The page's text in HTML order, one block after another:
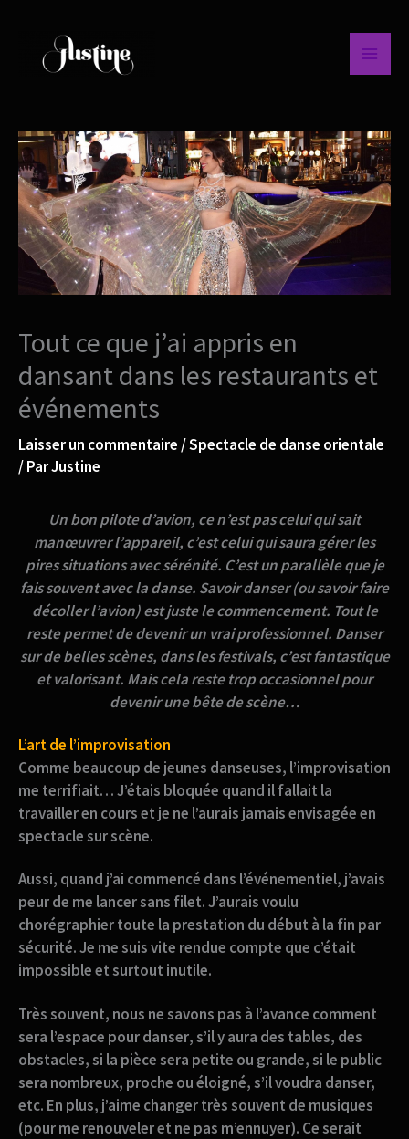
contenu
Tout ce que j’ai appris en
dansant dans les restaurants et
événements
Laisser un commentaire /Spectacle de danse orientale
/ ParJustine
Un bon pilote d’avion, ce n’est pas celui qui sait
manœuvrer l’appareil, c’est celui qui saura gérer les
pires situations avec sérénité. C’est un parallèle que je
fais souvent avec la danse. Savoir danser (ou savoir faire
décoller l’avion) est juste le commencement. Tout le
reste permet de devenir un vrai professionnel. Danser
sur de belles scènes, dans les festivals, c’est fantastique
et valorisant. Mais cela reste trop occasionnel pour
devenir une bête de scène…
L’art de l’improvisation
Comme beaucoup de jeunes danseuses, l’improvisation
me terrifiait… J’étais bloquée quand il fallait la
travailler en cours et je ne l’aurais jamais envisagée en
spectacle sur scène.
Aussi, quand j’ai commencé dans l’événementiel, j’avais
peur de me lancer sans filet. J’aurais voulu
chorégraphier toute la prestation du début à la fin par
sécurité. Je me suis vite rendue compte que c’était
impossible et surtout inutile.
Très souvent, nous ne savons pas à l’avance comment
sera l’espace pour danser, s’il y aura des tables, des
obstacles, si la pièce sera petite ou grande, si le public
sera nombreux, proche ou éloigné, s’il voudra danser,
etc. En plus, j’aime changer très souvent de musiques
(pour me renouveler et ne pas m’ennuyer). Ce serait